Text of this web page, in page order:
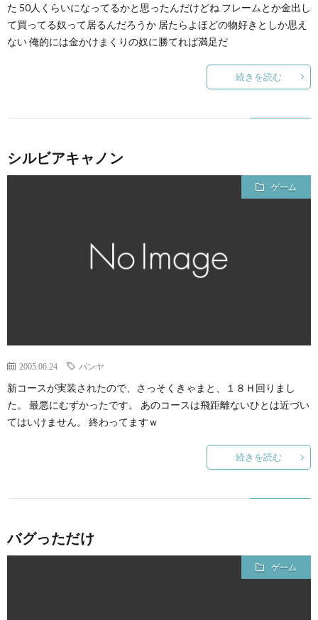
た 50人くらいになってるかと思ったんだけどね フレームとか金出し
て買ってる奴って居るんだろうか 居たらよほどの物好きとしか思え
ない 俺的には金かけまくりの奴に勝てれば満足だ
続きを読む
シルビアキャノン
ゲーム
2005.06.24 パンヤ
新コースが実装されたので、さっそくきゃまと、１８Ｈ回りまし
た。 最悪にむずかったです。 あのコースは飛距離ないひとは近づい
てはいけません。 終わってますｗ
続きを読む
バグっただけ
ゲーム